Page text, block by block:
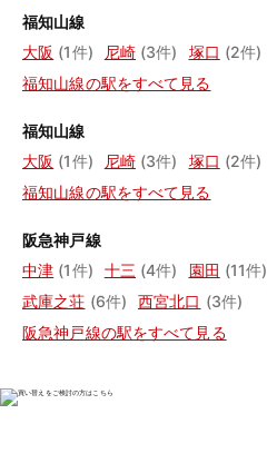
福知山線
大阪 (1件) 尼崎 (3件) 塚口 (2件)
福知山線の駅をすべて見る
福知山線
大阪 (1件) 尼崎 (3件) 塚口 (2件)
福知山線の駅をすべて見る
阪急神戸線
中津 (1件) 十三 (4件) 園田 (11件)
武庫之荘 (6件) 西宮北口 (3件)
阪急神戸線の駅をすべて見る